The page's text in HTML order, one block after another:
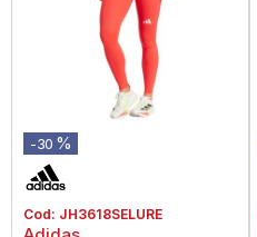
-30 %
Cod: JH3618SELURE